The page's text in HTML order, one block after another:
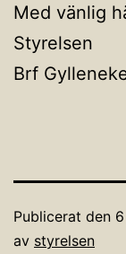
Med vänlig
Styrelsen
Brf
Publicerat den
av styrelsen